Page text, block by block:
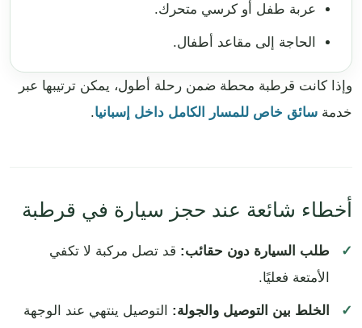
عربة طفل أو كرسي متحرك.
الحاجة إلى مقاعد أطفال.
وإذا كانت قرطبة محطة ضمن رحلة أطول، يمكن ترتيبها عبر
خدمة سائق خاص للمسار الكامل داخل إسبانيا.
أخطاء شائعة عند حجز سيارة في قرطبة
طلب السيارة دون حقائب: قد تصل مركبة لا تكفي
الأمتعة فعليًا.
الخلط بين التوصيل والجولة: التوصيل ينتهي عند الوجهة